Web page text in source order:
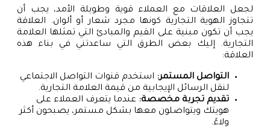
لجعل العلاقات مع العملاء قوية وطويلة الأمد، يجب أن
تتجاوز الهوية التجارية كونها مجرد شعار أو ألوان. العلاقة
يجب أن تكون مبنية على القيم والمبادئ التي تمثلها العلامة
التجارية. إليك بعض الطرق التي ساعدتني في بناء هذه
العلاقة:
التواصل المستمر: استخدم قنوات التواصل الاجتماعي
لنقل الرسائل الإيجابية من قيمة العلامة التجارية.
تقديم تجربة مخصصة: عندما يتعرف العملاء على
هويتك ويتواصلون معها بشكل مستمر، يصبحون أكثر
ولاءً.